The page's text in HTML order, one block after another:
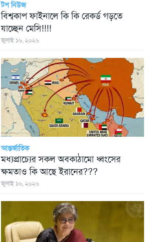
টপ নিউজ
বিশ্বকাপ ফাইনালে কি কি রেকর্ড গড়তে
যাচ্ছেন মেসি!!!!
জুলাই ১৬, ২০২৬
আন্তর্জাতিক
মধ্যপ্রাচ্যের সকল অবকাঠামো ধ্বংসের
ক্ষমতাও কি আছে ইরানের???
জুলাই ১৬, ২০২৬